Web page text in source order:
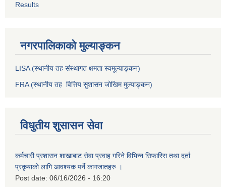
Results
नगरपालिकाको मुल्याङ्कन
LISA (स्थानीय तह संस्थागत क्षमता स्वमूल्याङ्कन)
FRA (स्थानीय तह वित्तिय सुशासन जोखिम मुल्याङ्कन)
विधुतीय शुसासन सेवा
कर्मचारी प्रशासन शाखाबाट सेवा प्रवाह गरिने विभिन्न सिफारिस तथा दर्ता
प्रकृयाको लागि आवश्यक पर्ने कागजातहरु ।
Post date: 06/16/2026 - 16:20